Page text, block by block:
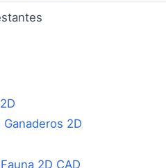
Ganaderos 2D
2D CAD